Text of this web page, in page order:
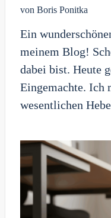
von Boris Ponitka
Ein
meinem Blog!
dabei bist. Heute
Eingemachte. Ich
wesentlichen